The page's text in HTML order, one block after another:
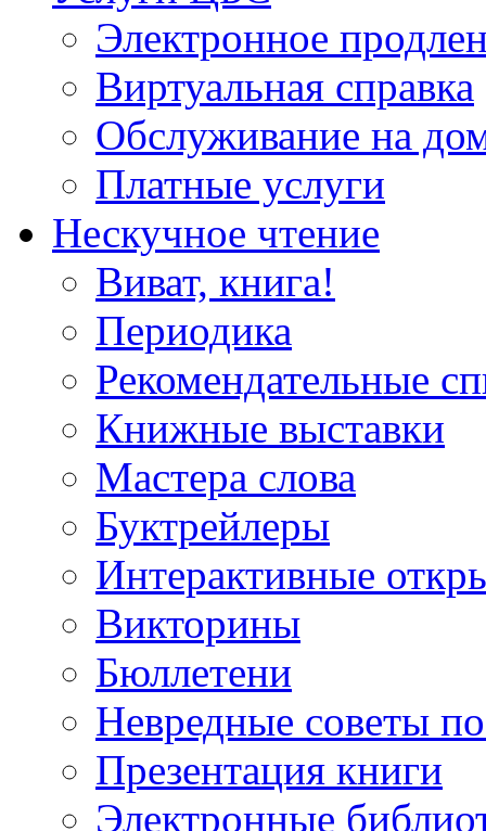
Электронное
Виртуальная справка
Обслуживание на
Платные услуги
Нескучное чтение
Виват, книга!
Периодика
Рекомендательные
Книжные выставки
Мастера слова
Буктрейлеры
Интерактивные
Викторины
Бюллетени
Невредные советы
Презентация книги
Электронные